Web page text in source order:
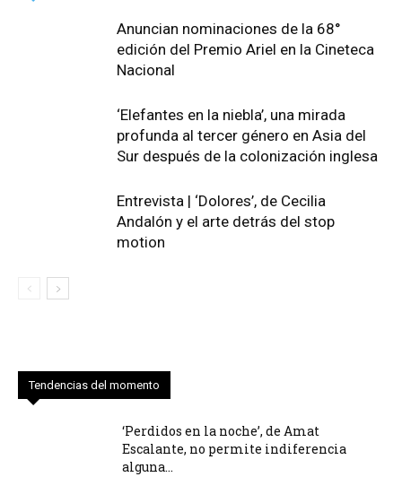
Anuncian nominaciones de la 68°
edición del Premio Ariel en la Cineteca
Nacional
‘Elefantes en la niebla’, una mirada
profunda al tercer género en Asia del
Sur después de la colonización inglesa
Entrevista | ‘Dolores’, de Cecilia
Andalón y el arte detrás del stop
motion
Tendencias del momento
‘Perdidos en la noche’, de Amat
Escalante, no permite indiferencia
alguna...